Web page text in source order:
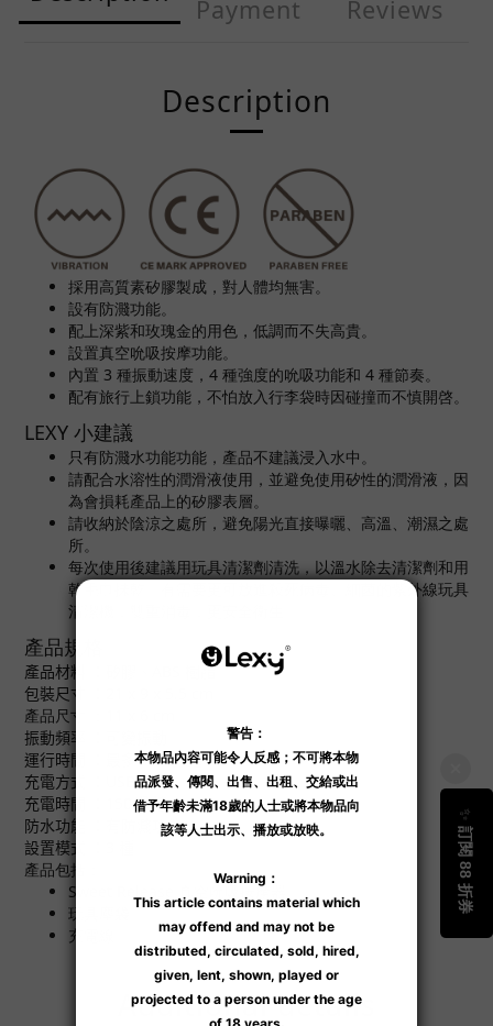
Payment
Reviews
Description
採用高質素矽膠製成，對人體均無害。
設有防濺功能。
配上深紫和玫瑰金的用色，低調而不失高貴。
設置真空吮吸按摩功能。
內置 3 種振動速度，4 種強度的吮吸功能和 4 種節奏。
配有旅行上鎖功能，不怕放入行李袋時因碰撞而不慎開啓。
LEXY 小建議
只有防濺水功能功能，產品不建議浸入水中。
請配合水溶性的潤滑液使用，並避免使用矽性的潤滑液，因
為會損耗產品上的矽膠表層。
請收納於陰涼之處所，避免陽光直接曝曬、高溫、潮濕之處
所。
每次使用後建議用玩具清潔劑清洗，以溫水除去清潔劑和用
乾毛巾抺乾。有需要更可放進殺死病毒、細菌的紫外線玩具
清潔機，雙重消毒，更安全衛生。
產品規格
產品材料 ：矽膠、ABS 樹脂
包裝尺寸 ：
產品尺寸 ：11 x 6 cm
振動頻率 ：可變振動
運行時間 ：最多 150 分鐘
充電方式 ：USB 線
充電時間 ：150 分鐘
防水功能 ：有防濺功能
設置模式 ：3 種
產品包括：
Sweet Release 真空吮吸按摩器
玩具塵袋
充電線
Additional details